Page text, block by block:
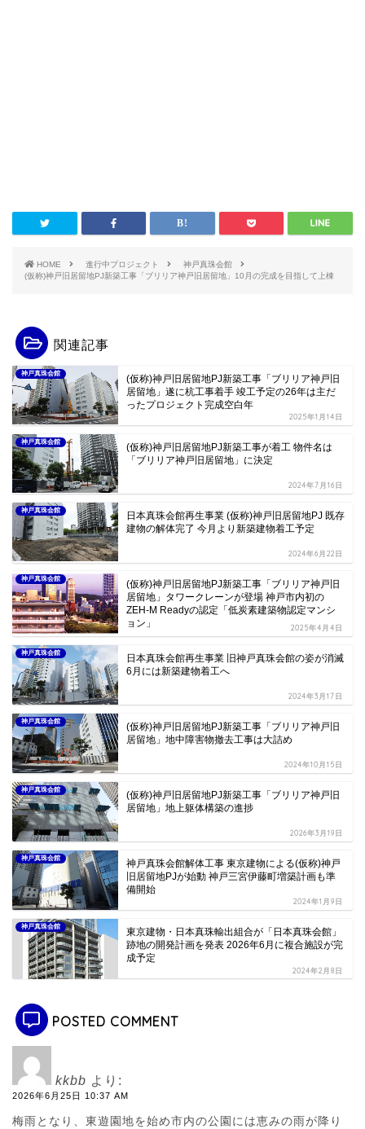
HOME 進行中プロジェクト
神戸真珠会館
(仮称)神戸旧居留地PJ新築工事「ブリリア神戸旧居留地」10月の完成を目指して上棟
関連記事
神戸真珠会館
(仮称)神戸旧居留地PJ新築工事「ブリリア神戸旧
居留地」遂に杭工事着手 竣工予定の26年は主だ
ったプロジェクト完成空白年
2025年1月14日
神戸真珠会館
(仮称)神戸旧居留地PJ新築工事が着工 物件名は
「ブリリア神戸旧居留地」に決定
2024年7月16日
神戸真珠会館
日本真珠会館再生事業 (仮称)神戸旧居留地PJ 既存
建物の解体完了 今月より新築建物着工予定
2024年6月22日
神戸真珠会館
(仮称)神戸旧居留地PJ新築工事「ブリリア神戸旧
居留地」タワークレーンが登場 神戸市内初の
ZEH-M Readyの認定「低炭素建築物認定マンシ
ョン」
2025年4月4日
神戸真珠会館
日本真珠会館再生事業 旧神戸真珠会館の姿が消滅
6月には新築建物着工へ
2024年3月17日
神戸真珠会館
(仮称)神戸旧居留地PJ新築工事「ブリリア神戸旧
居留地」地中障害物撤去工事は大詰め
2024年10月15日
神戸真珠会館
(仮称)神戸旧居留地PJ新築工事「ブリリア神戸旧
居留地」地上躯体構築の進捗
2026年3月19日
神戸真珠会館
神戸真珠会館解体工事 東京建物による(仮称)神戸
旧居留地PJが始動 神戸三宮伊藤町増築計画も準
備開始
2024年1月9日
神戸真珠会館
東京建物・日本真珠輸出組合が「日本真珠会館」
跡地の開発計画を発表 2026年6月に複合施設が完
成予定
2024年2月8日
POSTED COMMENT
kkbb より:
2026年6月25日 10:37 AM
梅雨となり、東遊園地を始め市内の公園には恵みの雨が降り